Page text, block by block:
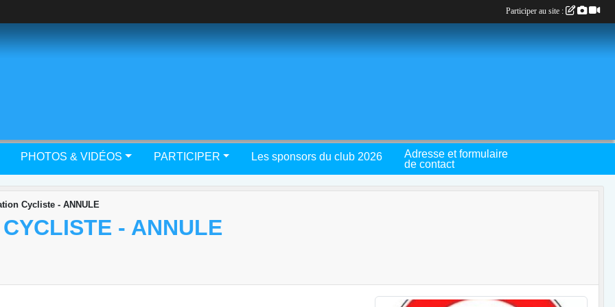
PHOTOS & VIDÉOS PARTICIPER Les sponsors du club 2026
Adresse et formulaire
de contact
Cycliste - ANNULE
- ANNULE
Participer au site :